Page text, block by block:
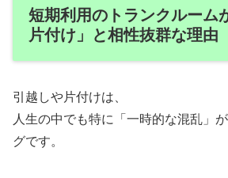
短期利用のトランクルーム
片付け」と相性抜群な理由
引越しや片付けは、
人生の中でも特に「一時的な混乱」
グです。